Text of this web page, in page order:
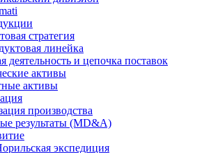
стратегия
линейка
деятельность и цепочка поставок
активы
активы
производства
результаты (MD&A)
экспедиция